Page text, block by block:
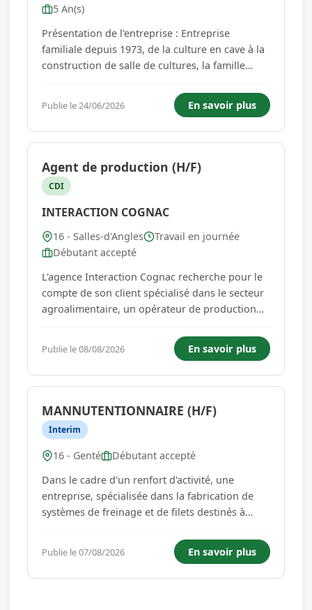
5 An(s)
Présentation de l'entreprise : Entreprise
familiale depuis 1973, de la culture en cave à la
construction de salle de cultures, la famille
des structures les plus modernes de France.
Basée à AVY (17), en Charente-Maritime, cette
champignonnière mode...
Publie le 24/06/2026 En savoir plus
Agent de production (H/F)
CDI
INTERACTION COGNAC
16 - Salles-d'Angles
Travail en journée
Débutant accepté
L'agence Interaction Cognac recherche pour le
compte de son client spécialisé dans le secteur
agroalimentaire, un opérateur de production
l'équipe de production et sous la responsabilité
du responsable de production vous aurez pour
mission : - L'al...
Publie le 08/08/2026 En savoir plus
MANNUTENTIONNAIRE (H/F)
Interim
16 - Genté
Débutant accepté
Dans le cadre d'un renfort d'activité, une
entreprise, spécialisée dans la fabrication de
systèmes de freinage et de filets destinés à
Manutentionnaire (H/F).Au sein de l'atelier de
production, vous participez aux opérations de
manutention et d'appro...
Publie le 07/08/2026 En savoir plus